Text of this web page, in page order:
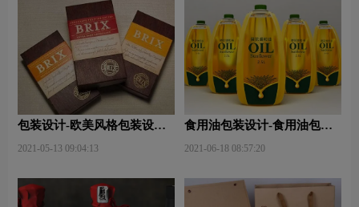
包装设计-欧美风格包装设
2021-05-13 09:04:13
食用油包装设计-食用油包装
2021-06-18 08:57:20